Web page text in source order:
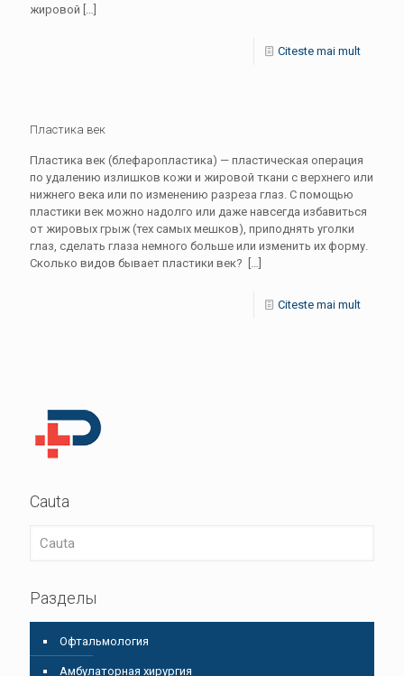
жировой […]
Citeste mai mult
Пластика век
Пластика век (блефаропластика) — пластическая операция
по удалению излишков кожи и жировой ткани с верхнего или
нижнего века или по изменению разреза глаз. С помощью
пластики век можно надолго или даже навсегда избавиться
от жировых грыж (тех самых мешков), приподнять уголки
глаз, сделать глаза немного больше или изменить их форму.
Сколько видов бывает пластики век? […]
Citeste mai mult
Cauta
Разделы
Oфтальмология
Амбулаторная хирургия